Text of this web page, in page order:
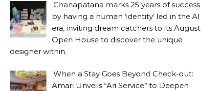
Chanapatana marks 25 years of success
by having a human ‘identity’ led in the AI
era, inviting dream catchers to its August
Open House to discover the unique
designer within.
When a Stay Goes Beyond Check-out:
Amari Unveils “Ari Service” to Deepen